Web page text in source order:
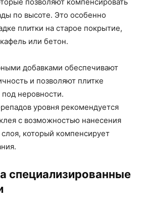
по высоте. Это особенно
плитки на старое покрытие,
или бетон.
добавками обеспечивают
и позволяют плитке
под неровности.
уровня рекомендуется
с возможностью нанесения
который компенсирует
специализированные